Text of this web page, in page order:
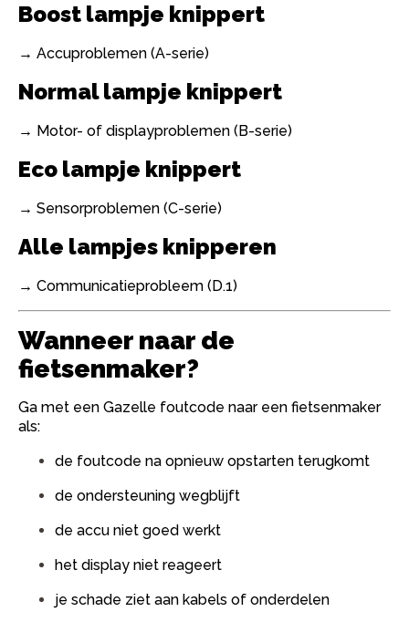
Boost lampje knippert
→ Accuproblemen (A-serie)
Normal lampje knippert
→ Motor- of displayproblemen (B-serie)
Eco lampje knippert
→ Sensorproblemen (C-serie)
Alle lampjes knipperen
→ Communicatieprobleem (D.1)
Wanneer naar de
fietsenmaker?
Ga met een Gazelle foutcode naar een fietsenmaker
als:
de foutcode na opnieuw opstarten terugkomt
de ondersteuning wegblijft
de accu niet goed werkt
het display niet reageert
je schade ziet aan kabels of onderdelen